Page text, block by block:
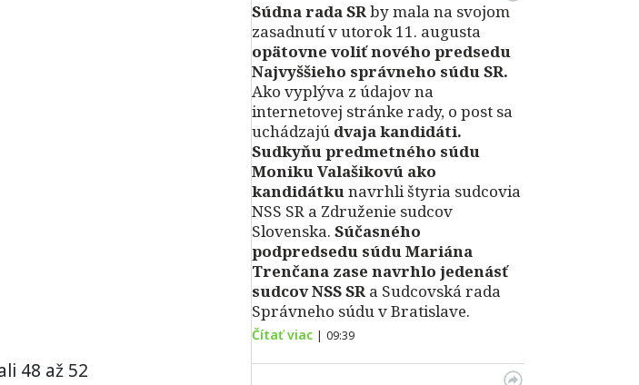
48 až 52
Súdna rada SRby mala na svojom
zasadnutí v utorok 11. augusta
opätovne voliť nového predsedu
Najvyššieho správneho súdu SR.
Ako vyplýva z údajov na
internetovej stránke rady, o post sa
uchádzajú dvaja kandidáti.
Sudkyňu predmetného súdu
Moniku Valašikovú ako
kandidátkunavrhli štyria sudcovia
NSS SR a Združenie sudcov
Slovenska. Súčasného
podpredsedu súdu Mariána
Trenčana zase navrhlo jedenásť
sudcov NSS SR a Sudcovská rada
Správneho súdu v Bratislave.
Čítať viac | 09:39